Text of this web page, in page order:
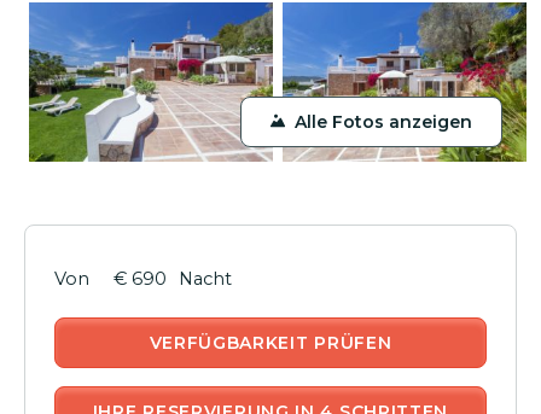
Alle Fotos anzeigen
€ 690 Nacht
VERFÜGBARKEIT PRÜFEN